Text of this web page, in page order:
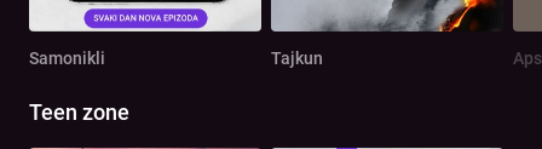
Samonikli Tajkun
Teen zone